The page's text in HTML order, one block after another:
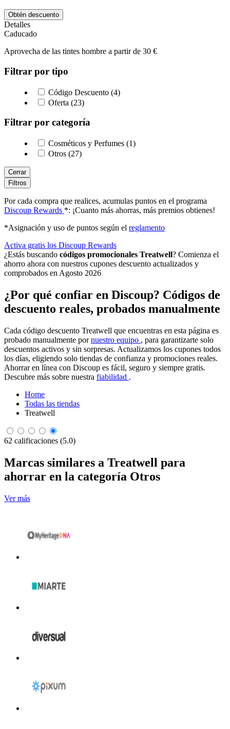
Obtén descuento
Detalles
Caducado
Aprovecha de las tintes hombre a partir de 30 €
Filtrar por tipo
Código Descuento (4)
Oferta (23)
Filtrar por categoría
Cosméticos y Perfumes (1)
Otros (27)
Cerrar
Filtros
Por cada compra que realices, acumulas puntos en el programa
Discoup Rewards *: ¡Cuanto más ahorras, más premios obtienes!
*Asignación y uso de puntos según el reglamento
Activa gratis los Discoup Rewards
¿Estás buscando códigos promocionales Treatwell? Comienza el
ahorro ahora con nuestros cupones descuento actualizados y
comprobados en Agosto 2026
¿Por qué confiar en Discoup? Códigos de
descuento reales, probados manualmente
Cada código descuento Treatwell que encuentras en esta página es
probado manualmente pornuestro equipo , para garantizarte solo
descuentos activos y sin sorpresas. Actualizamos los cupones todos
los días, eligiendo solo tiendas de confianza y promociones reales.
Ahorrar en línea con Discoup es fácil, seguro y siempre gratis.
Descubre más sobre nuestra fiabilidad .
Home
Todas las tiendas
Treatwell
62 calificaciones (5.0)
Marcas similares a Treatwell para
ahorrar en la categoría Otros
Ver más